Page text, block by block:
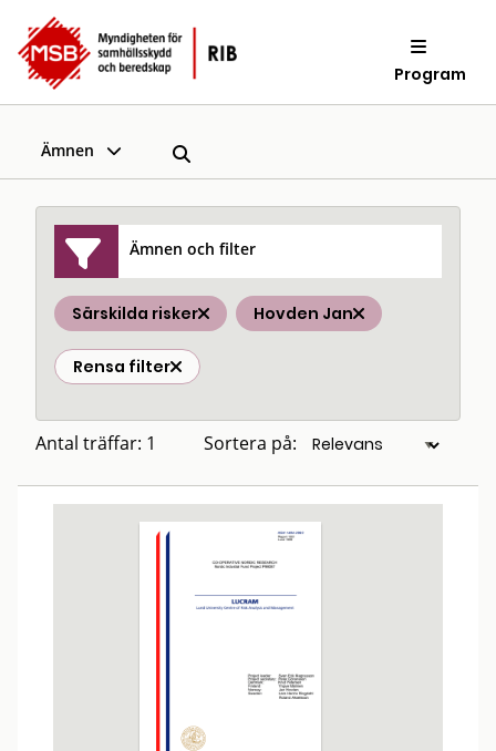
Program
Ämnen
Ämnen och filter
Särskilda risker Hovden Jan
Rensa filter
Antal träffar: 1 Sortera på: